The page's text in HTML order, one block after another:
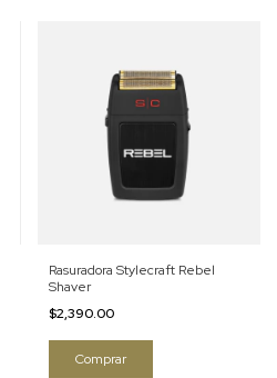
Rasuradora Stylecraft Rebel
Shaver
$2,390.00